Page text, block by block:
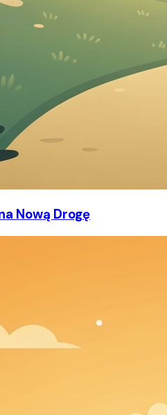
Nową Drogę